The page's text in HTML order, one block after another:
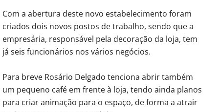
Com a abertura deste novo estabelecimento foram
criados dois novos postos de trabalho, sendo que a
empresária, responsável pela decoração da loja, tem
já seis funcionários nos vários negócios.
Para breve Rosário Delgado tenciona abrir também
um pequeno café em frente à loja, tendo ainda planos
para criar animação para o espaço, de forma a atrair